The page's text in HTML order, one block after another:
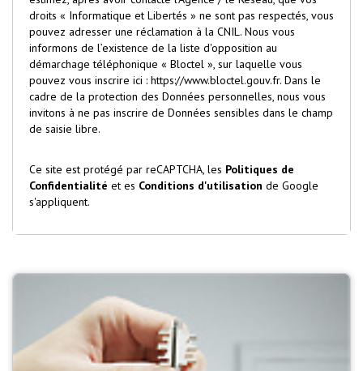
droits « Informatique et Libertés » ne sont pas respectés, vous
pouvez adresser une réclamation à la CNIL. Nous vous
informons de l’existence de la liste d'opposition au
démarchage téléphonique « Bloctel », sur laquelle vous
pouvez vous inscrire ici : https://www.bloctel.gouv.fr. Dans le
cadre de la protection des Données personnelles, nous vous
invitons à ne pas inscrire de Données sensibles dans le champ
de saisie libre.
Ce site est protégé par reCAPTCHA, les Politiques de
Confidentialité et es Conditions d'utilisation de Google
s'appliquent.